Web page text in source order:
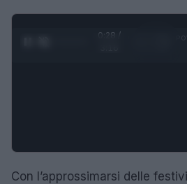
0:28 /
Con l’approssimarsi delle